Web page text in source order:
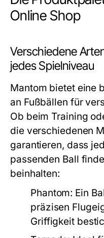
Online Shop
Verschiedene
jedes Spielniveau
Mantom bietet eine
an Fußbällen für
Ob beim Training
die verschiedenen
garantieren, dass
passenden Ball
beinhalten:
Phantom: Ein
präzisen
Griffigkeit